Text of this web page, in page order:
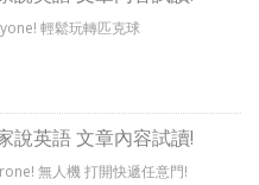
輕鬆玩轉匹克球
說英語 文章內容試讀!
無人機 打開快遞任意門!